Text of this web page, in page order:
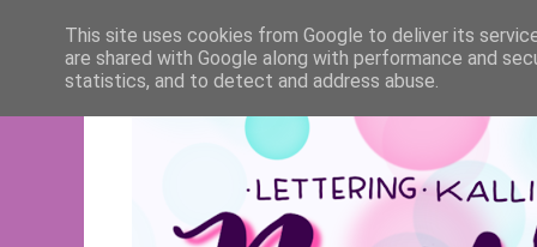
This site uses cookies from Google to deliver its
are shared with Google along with performance and
statistics, and to detect and address abuse.